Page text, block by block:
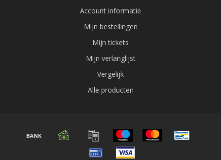
Account informatie
Mijn bestellingen
Mijn tickets
Mijn verlanglijst
Vergelijk
Alle producten